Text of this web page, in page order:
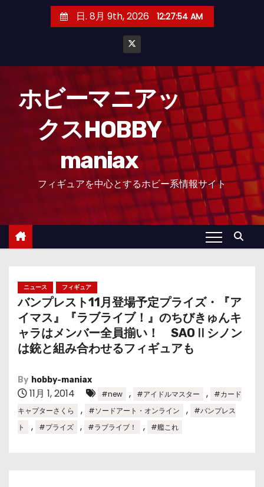
日. 8月 9th, 2026 12:27:55 AM
ホビーマニアッ
クスHOBBY
maniax
フィギュアを中心とするホビー系情報サイト
ニュース フィギュア
バンプレスト11月登場予定プライズ・『ア
イマス』『ラブライブ！』のちびきゅんキ
ャラはメンバー全員揃い！ SAOⅡシノン
は銃と組み合わせるフィギュアも
By hobby-maniax
11月 1, 2014 #new , #アイドルマスター ,
#カード
キャプターさくら
, #ソードアート・オンライン ,
#バンプレス
ト
, #プライズ , #ラブライブ！ , #艦これ